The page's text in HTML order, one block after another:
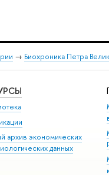
→ Биохроника Петра
архив экономических
данных